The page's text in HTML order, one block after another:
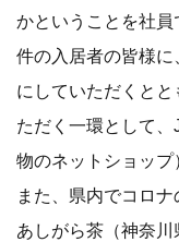
かということを社
件の入居者の皆様
にしていただくと
ただく一環として
物のネットショップ
また、県内でコロナ
あしがら茶（神奈